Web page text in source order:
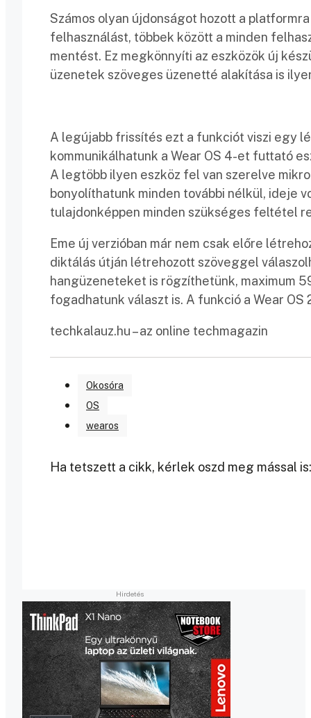
Számos olyan újdonságot hozott a
felhasználást, többek között a minden
mentést. Ez megkönnyíti az eszközök új
üzenetek szöveges üzenetté alakítása is
A legújabb frissítés ezt a funkciót viszi egy
kommunikálhatunk a Wear OS 4-et futtató
A legtöbb ilyen eszköz fel van szerelve
bonyolíthatunk minden további nélkül, ideje
tulajdonképpen minden szükséges feltétel
Eme új verzióban már nem csak előre
diktálás útján létrehozott szöveggel
hangüzeneteket is rögzíthetünk, maximum
fogadhatunk választ is. A funkció a Wear OS
techkalauz.hu – az online techmagazin
Okosóra
OS
wearos
Ha tetszett a cikk, kérlek oszd meg mással is: